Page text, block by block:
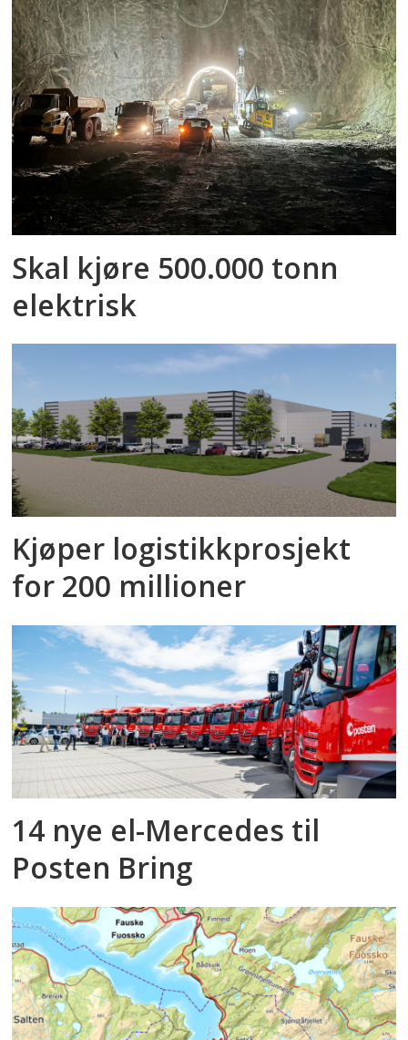
Skal kjøre 500.000 tonn
elektrisk
Kjøper logistikkprosjekt
for 200 millioner
14 nye el-Mercedes til
Posten Bring